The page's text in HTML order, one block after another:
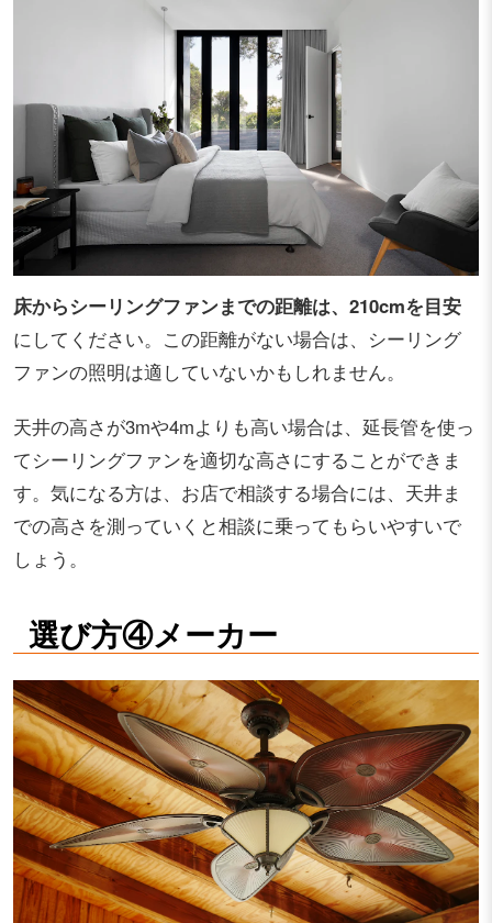
床からシーリングファンまでの距離は、210cmを目安
にしてください。この距離がない場合は、シーリング
ファンの照明は適していないかもしれません。
天井の高さが3mや4mよりも高い場合は、延長管を使っ
てシーリングファンを適切な高さにすることができま
す。気になる方は、お店で相談する場合には、天井ま
での高さを測っていくと相談に乗ってもらいやすいで
しょう。
選び方④メーカー